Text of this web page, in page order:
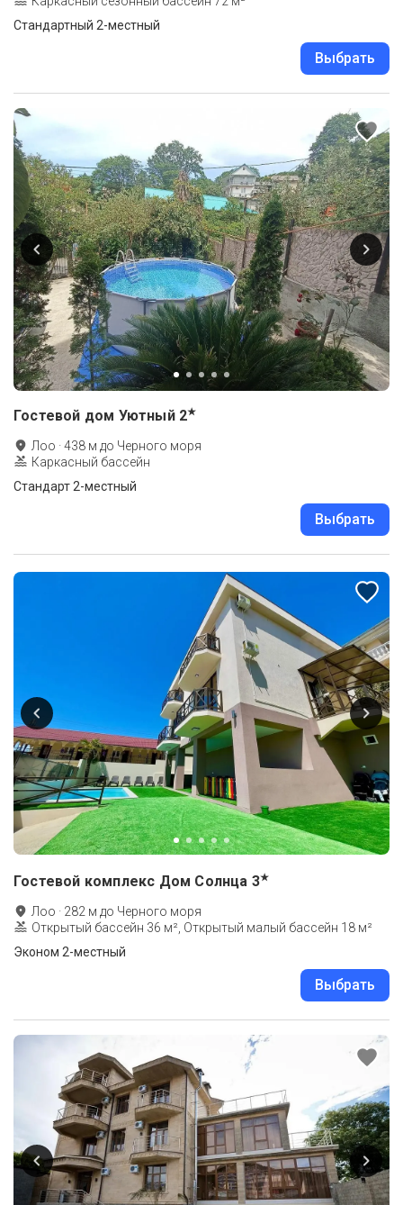
Стандартный 2-местный
Выбрать
Гостевой дом Уютный 2★
Лоо ·438 м до Черного моря
Каркасный бассейн
Стандарт 2-местный
Выбрать
Гостевой комплекс Дом Солнца 3★
Лоо · 282 м до Черного моря
Открытый бассейн 36 м², Открытый малый бассейн 18 м²
Эконом 2-местный
Выбрать